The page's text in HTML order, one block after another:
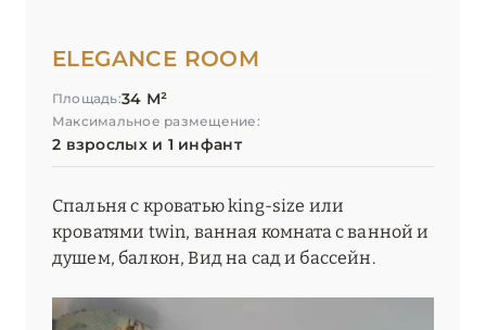
ELEGANCE ROOM
Площадь:34 М²
Максимальное размещение:
2 взрослых и 1 инфант
Спальня с кроватью king-size или
кроватями twin, ванная комната с ванной и
душем, балкон, Вид на сад и бассейн.